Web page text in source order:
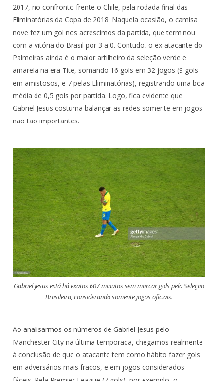
2017, no confronto frente o Chile, pela rodada final das
Eliminatórias da Copa de 2018. Naquela ocasião, o camisa
nove fez um gol nos acréscimos da partida, que terminou
com a vitória do Brasil por 3 a 0. Contudo, o ex-atacante do
Palmeiras ainda é o maior artilheiro da seleção verde e
amarela na era Tite, somando 16 gols em 32 jogos (9 gols
em amistosos, e 7 pelas Eliminatórias), registrando uma boa
média de 0,5 gols por partida. Logo, fica evidente que
Gabriel Jesus costuma balançar as redes somente em jogos
não tão importantes.
Gabriel Jesus está há exatos 607 minutos sem marcar gols pela Seleção
Brasileira, considerando somente jogos oficiais.
Ao analisarmos os números de Gabriel Jesus pelo
Manchester City na última temporada, chegamos realmente
à conclusão de que o atacante tem como hábito fazer gols
em adversários mais fracos, e em jogos considerados